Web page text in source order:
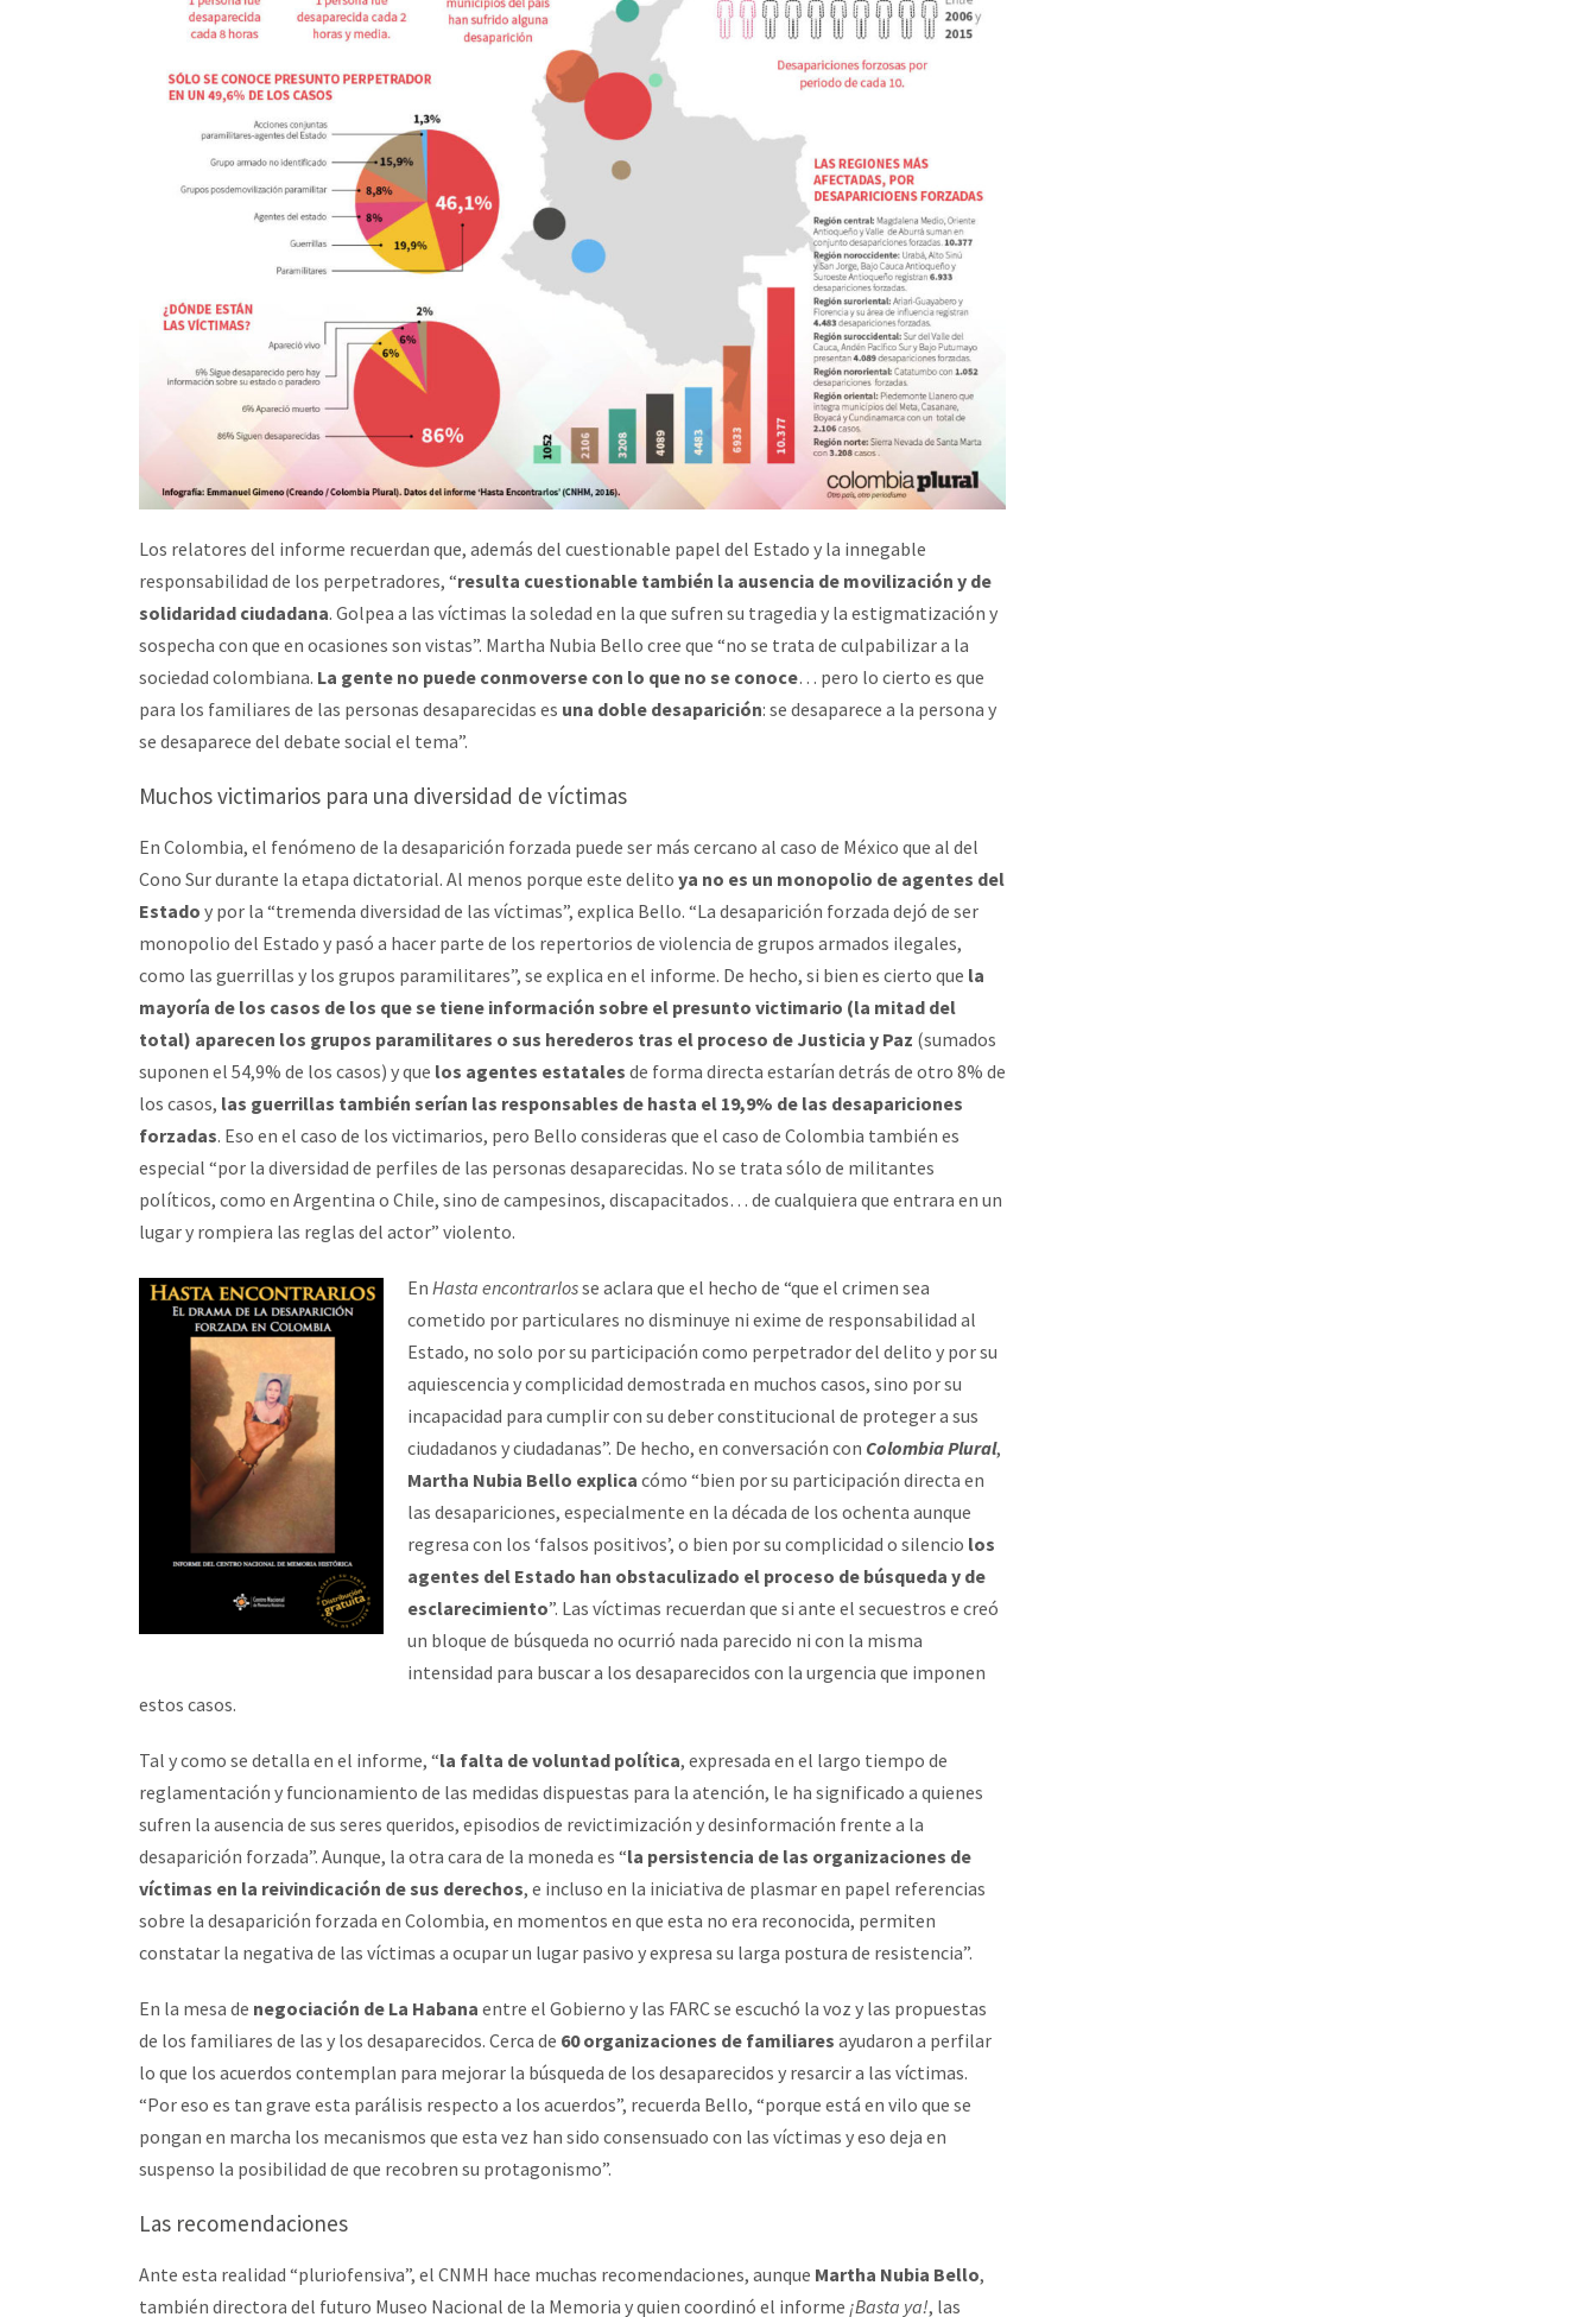
Los relatores del informe recuerdan que, además del cuestionable papel del Estado y la innegable
responsabilidad de los perpetradores, “resulta cuestionable también la ausencia de movilización y de
solidaridad ciudadana. Golpea a las víctimas la soledad en la que sufren su tragedia y la estigmatización y
sospecha con que en ocasiones son vistas”. Martha Nubia Bello cree que “no se trata de culpabilizar a la
sociedad colombiana. La gente no puede conmoverse con lo que no se conoce… pero lo cierto es que
para los familiares de las personas desaparecidas es una doble desaparición: se desaparece a la persona y
se desaparece del debate social el tema”.
Muchos victimarios para una diversidad de víctimas
En Colombia, el fenómeno de la desaparición forzada puede ser más cercano al caso de México que al del
Cono Sur durante la etapa dictatorial. Al menos porque este delito ya no es un monopolio de agentes del
Estado y por la “tremenda diversidad de las víctimas”, explica Bello. “La desaparición forzada dejó de ser
monopolio del Estado y pasó a hacer parte de los repertorios de violencia de grupos armados ilegales,
como las guerrillas y los grupos paramilitares”, se explica en el informe. De hecho, si bien es cierto que la
mayoría de los casos de los que se tiene información sobre el presunto victimario (la mitad del
total) aparecen los grupos paramilitares o sus herederos tras el proceso de Justicia y Paz (sumados
suponen el 54,9% de los casos) y que los agentes estatales de forma directa estarían detrás de otro 8% de
los casos, las guerrillas también serían las responsables de hasta el 19,9% de las desapariciones
forzadas. Eso en el caso de los victimarios, pero Bello consideras que el caso de Colombia también es
especial “por la diversidad de perfiles de las personas desaparecidas. No se trata sólo de militantes
políticos, como en Argentina o Chile, sino de campesinos, discapacitados… de cualquiera que entrara en un
lugar y rompiera las reglas del actor” violento.
En Hasta encontrarlosse aclara que el hecho de “que el crimen sea
cometido por particulares no disminuye ni exime de responsabilidad al
Estado, no solo por su participación como perpetrador del delito y por su
aquiescencia y complicidad demostrada en muchos casos, sino por su
incapacidad para cumplir con su deber constitucional de proteger a sus
ciudadanos y ciudadanas”. De hecho, en conversación con Colombia Plural,
Martha Nubia Bello explica cómo “bien por su participación directa en
las desapariciones, especialmente en la década de los ochenta aunque
regresa con los ‘falsos positivos’, o bien por su complicidad o silencio los
agentes del Estado han obstaculizado el proceso de búsqueda y de
esclarecimiento”. Las víctimas recuerdan que si ante el secuestros e creó
un bloque de búsqueda no ocurrió nada parecido ni con la misma
intensidad para buscar a los desaparecidos con la urgencia que imponen
estos casos.
Tal y como se detalla en el informe, “la falta de voluntad política, expresada en el largo tiempo de
reglamentación y funcionamiento de las medidas dispuestas para la atención, le ha significado a quienes
sufren la ausencia de sus seres queridos, episodios de revictimización y desinformación frente a la
desaparición forzada”. Aunque, la otra cara de la moneda es “la persistencia de las organizaciones de
víctimas en la reivindicación de sus derechos, e incluso en la iniciativa de plasmar en papel referencias
sobre la desaparición forzada en Colombia, en momentos en que esta no era reconocida, permiten
constatar la negativa de las víctimas a ocupar un lugar pasivo y expresa su larga postura de resistencia”.
En la mesa de negociación de La Habana entre el Gobierno y las FARC se escuchó la voz y las propuestas
de los familiares de las y los desaparecidos. Cerca de 60 organizaciones de familiares ayudaron a perfilar
lo que los acuerdos contemplan para mejorar la búsqueda de los desaparecidos y resarcir a las víctimas.
“Por eso es tan grave esta parálisis respecto a los acuerdos”, recuerda Bello, “porque está en vilo que se
pongan en marcha los mecanismos que esta vez han sido consensuado con las víctimas y eso deja en
suspenso la posibilidad de que recobren su protagonismo”.
Las recomendaciones
Ante esta realidad “pluriofensiva”, el CNMH hace muchas recomendaciones, aunque Martha Nubia Bello,
también directora del futuro Museo Nacional de la Memoria y quien coordinó el informe ¡Basta ya!, las